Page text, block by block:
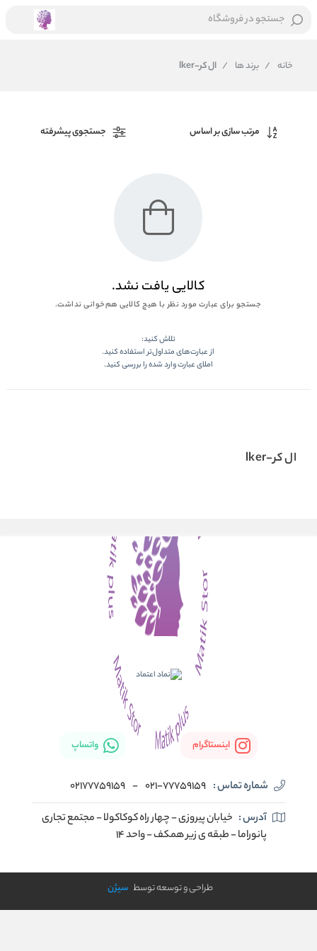
جستجو در فروشگاه
خانه / برند ها / ال کر-lker
مرتب سازی بر اساس جستجوی پیشرفته
کالایی یافت نشد.
جستجو برای عبارت مورد نظر با هیچ کالایی هم‌خوانی نداشت.
تلاش کنید:
از عبارت‌های متداول‌تر استفاده کنید.
املای عبارت وارد شده را بررسی کنید.
ال کر-lker
اینستاگرام واتساپ
شماره تماس : 021-77759159
-
02177759159
آدرس : خیابان پیروزی - چهار راه کوکاکولا - مجتمع تجاری
پانوراما - طبقه ی زیر همکف - واحد 14
طراحی و توسعه توسط سیژن